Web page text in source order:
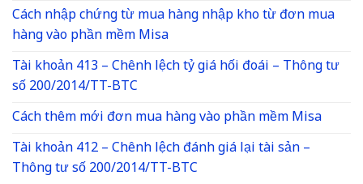
Cách nhập chứng từ mua hàng nhập kho từ đơn mua
hàng vào phần mềm Misa
Tài khoản 413 – Chênh lệch tỷ giá hối đoái – Thông tư
số 200/2014/TT-BTC
Cách thêm mới đơn mua hàng vào phần mềm Misa
Tài khoản 412 – Chênh lệch đánh giá lại tài sản –
Thông tư số 200/2014/TT-BTC